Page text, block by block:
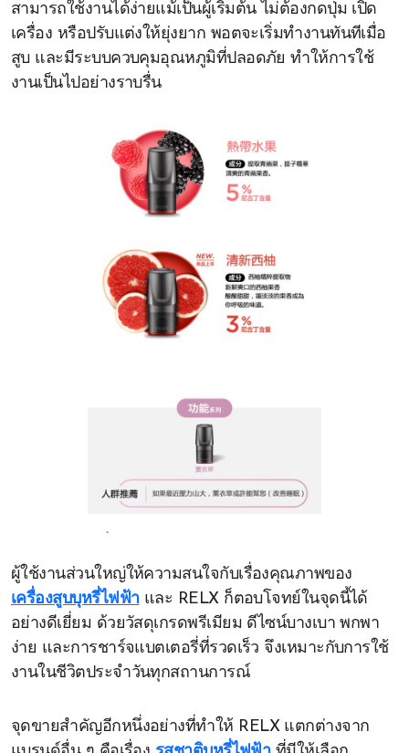
สามารถใช้งานได้ง่ายแม้เป็นผู้เริ่มต้น ไม่ต้องกดปุ่ม เปิด
เครื่อง หรือปรับแต่งให้ยุ่งยาก พอตจะเริ่มทำงานทันทีเมื่อ
สูบ และมีระบบควบคุมอุณหภูมิที่ปลอดภัย ทำให้การใช้
งานเป็นไปอย่างราบรื่น
ผู้ใช้งานส่วนใหญ่ให้ความสนใจกับเรื่องคุณภาพของ
เครื่องสูบบุหรี่ไฟฟ้าและ RELX ก็ตอบโจทย์ในจุดนี้ได้
อย่างดีเยี่ยม ด้วยวัสดุเกรดพรีเมียม ดีไซน์บางเบา พกพา
ง่าย และการชาร์จแบตเตอรี่ที่รวดเร็ว จึงเหมาะกับการใช้
งานในชีวิตประจำวันทุกสถานการณ์
จุดขายสำคัญอีกหนึ่งอย่างที่ทำให้ RELX แตกต่างจาก